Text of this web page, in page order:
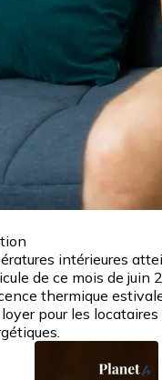
intérieures
de ce mois de juin
thermique
pour les